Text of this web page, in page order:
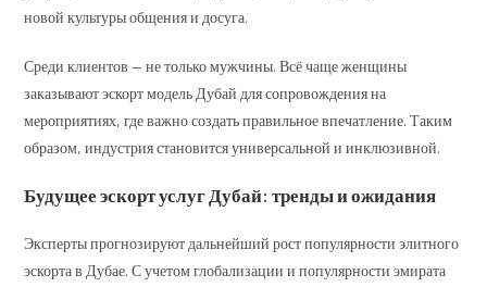
новой культуры общения и досуга.
Среди клиентов — не только мужчины. Всё чаще женщины
заказывают эскорт модель Дубай для сопровождения на
мероприятиях, где важно создать правильное впечатление. Таким
образом, индустрия становится универсальной и инклюзивной.
Будущее эскорт услуг Дубай: тренды и ожидания
Эксперты прогнозируют дальнейший рост популярности элитного
эскорта в Дубае. С учетом глобализации и популярности эмирата